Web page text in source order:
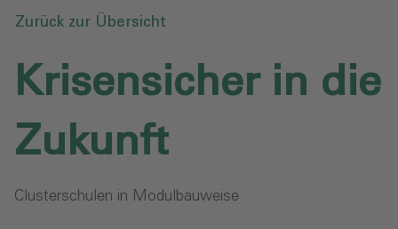
Zurück zur Übersicht
Krisensicher in die
Zukunft
Clusterschulen in Modulbauweise